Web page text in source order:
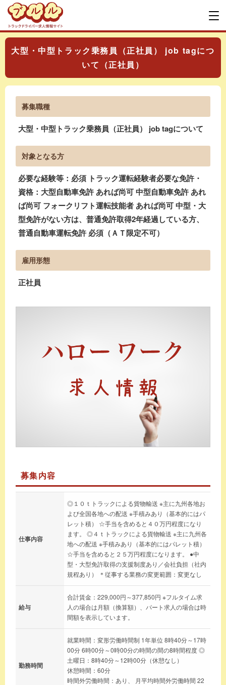
大型・中型トラック乗務員（正社員） job tagにつ
いて（正社員）
募集職種
大型・中型トラック乗務員（正社員） job tagについて
対象となる方
必要な経験等：必須 トラック運転経験者必要な免許・
資格：大型自動車免許 あれば尚可 中型自動車免許 あれ
ば尚可 フォークリフト運転技能者 あれば尚可 中型・大
型免許がない方は、普通免許取得2年経過している方、
普通自動車運転免許 必須（ＡＴ限定不可）
雇用形態
正社員
募集内容
仕事内容
◎１０ｔトラックによる貨物輸送 ※主に九州各地お
よび全国各地への配送 ※手積みあり（基本的にはパ
レット積） ☆手当を含めると４０万円程度になり
ます。 ◎４ｔトラックによる貨物輸送 ※主に九州各
地への配送 ※手積みあり（基本的にはパレット積）
☆手当を含めると２５万円程度になります。 ●中
型・大型免許取得の支援制度あり／会社負担（社内
規程あり） ＊従事する業務の変更範囲：変更なし
給与
合計賃金：229,000円～377,850円 ※フルタイム求
人の場合は月額（換算額）、パート求人の場合は時
間額を表示しています。
勤務時間
就業時間：変形労働時間制 1年単位 8時40分～17時
00分 6時00分～0時00分の時間の間の8時間程度 ◎
土曜日：8時40分～12時00分（休憩なし）
休憩時間：60分
時間外労働時間：あり、 月平均時間外労働時間 22